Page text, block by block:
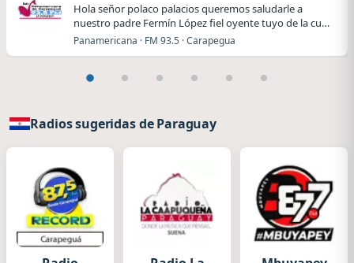
Hola señor polaco palacios queremos saludarle a
nuestro padre Fermín López fiel oyente tuyo de la cu…
Panamericana · FM 93.5 · Carapegua
Radios sugeridas de Paraguay